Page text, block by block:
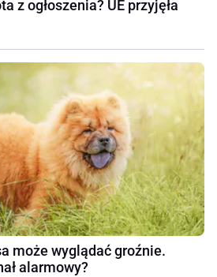
z ogłoszenia? UE przyjęła
może wyglądać groźnie.
alarmowy?